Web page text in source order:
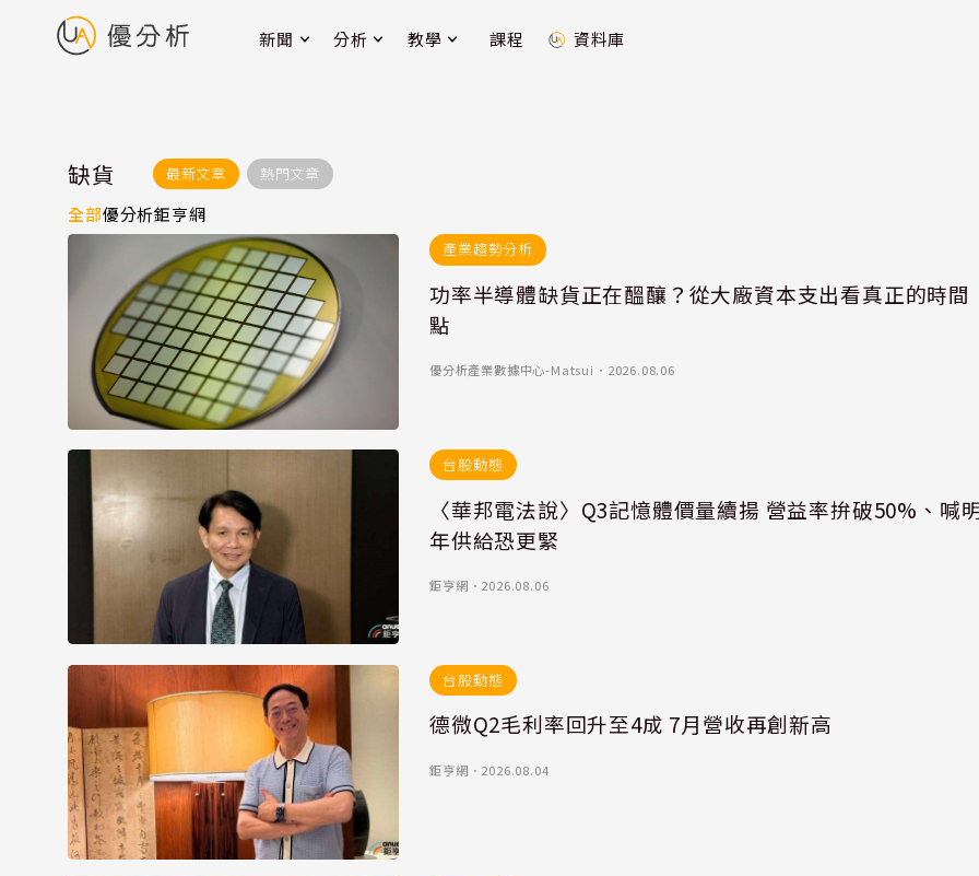
新聞 分析 教學 課程 資料庫
缺貨 最新文章 熱門文章
全部優分析鉅亨網
產業趨勢分析
功率半導體缺貨正在醞釀？從大廠資本支出看真正的時間
點
優分析產業數據中心-Matsui ． 2026.08.06
台股動態
〈華邦電法說〉Q3記憶體價量續揚 營益率拚破50%、喊
年供給恐更緊
鉅亨網 ． 2026.08.06
台股動態
德微Q2毛利率回升至4成 7月營收再創新高
鉅亨網 ． 2026.08.04